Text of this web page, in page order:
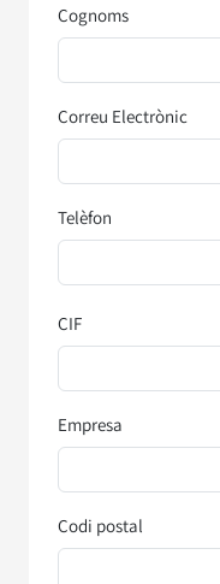
Cognoms
Correu Electrònic
Telèfon
CIF
Empresa
Codi postal